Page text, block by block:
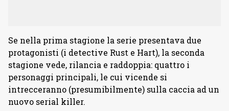
Se nella prima stagione la serie presentava due
protagonisti (i detective Rust e Hart), la seconda
stagione vede, rilancia e raddoppia: quattro i
personaggi principali, le cui vicende si
intrecceranno (presumibilmente) sulla caccia ad un
nuovo serial killer.